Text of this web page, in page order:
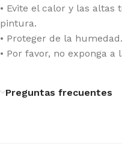
• Evite el calor y las
pintura.
• Proteger de la humedad.
• Por favor, no exponga
Preguntas frecuentes